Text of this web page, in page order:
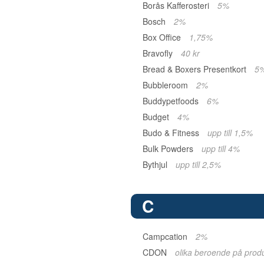
Borås Kafferosteri
5%
Bosch
2%
Box Office
1,75%
Bravofly
40 kr
Bread & Boxers Presentkort
Bubbleroom
2%
Buddypetfoods
6%
Budget
4%
Budo & Fitness
upp till 1,5%
Bulk Powders
upp till 4%
Bythjul
upp till 2,5%
C
Campcation
2%
CDON
olika beroende på